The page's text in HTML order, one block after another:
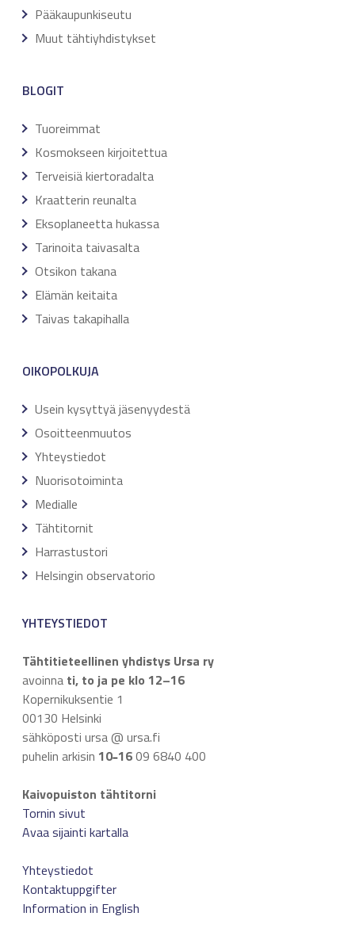
Pääkaupunkiseutu
Muut tähtiyhdistykset
BLOGIT
Tuoreimmat
Kosmokseen kirjoitettua
Terveisiä kiertoradalta
Kraatterin reunalta
Eksoplaneetta hukassa
Tarinoita taivasalta
Otsikon takana
Elämän keitaita
Taivas takapihalla
OIKOPOLKUJA
Usein kysyttyä jäsenyydestä
Osoitteenmuutos
Yhteystiedot
Nuorisotoiminta
Medialle
Tähtitornit
Harrastustori
Helsingin observatorio
YHTEYSTIEDOT
Tähtitieteellinen yhdistys Ursa ry
avoinna ti, to ja pe klo 12–16
Kopernikuksentie 1
00130 Helsinki
sähköposti ursa @ ursa.fi
puhelin arkisin 10–1609 6840 400
Kaivopuiston tähtitorni
Tornin sivut
Avaa sijainti kartalla
Yhteystiedot
Kontaktuppgifter
Information in English